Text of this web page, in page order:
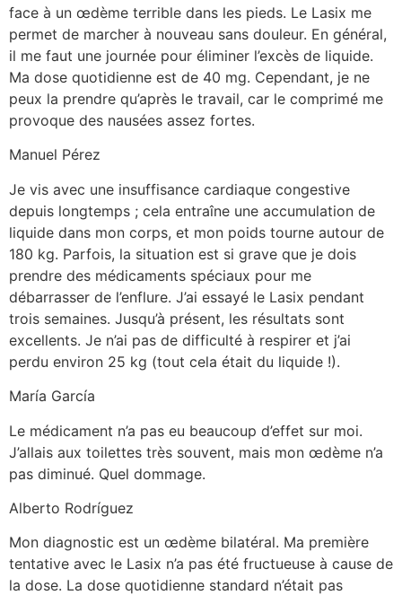
face à un œdème terrible dans les pieds. Le Lasix me
permet de marcher à nouveau sans douleur. En général,
il me faut une journée pour éliminer l’excès de liquide.
Ma dose quotidienne est de 40 mg. Cependant, je ne
peux la prendre qu’après le travail, car le comprimé me
provoque des nausées assez fortes.
Manuel Pérez
Je vis avec une insuffisance cardiaque congestive
depuis longtemps ; cela entraîne une accumulation de
liquide dans mon corps, et mon poids tourne autour de
180 kg. Parfois, la situation est si grave que je dois
prendre des médicaments spéciaux pour me
débarrasser de l’enflure. J’ai essayé le Lasix pendant
trois semaines. Jusqu’à présent, les résultats sont
excellents. Je n’ai pas de difficulté à respirer et j’ai
perdu environ 25 kg (tout cela était du liquide !).
María García
Le médicament n’a pas eu beaucoup d’effet sur moi.
J’allais aux toilettes très souvent, mais mon œdème n’a
pas diminué. Quel dommage.
Alberto Rodríguez
Mon diagnostic est un œdème bilatéral. Ma première
tentative avec le Lasix n’a pas été fructueuse à cause de
la dose. La dose quotidienne standard n’était pas